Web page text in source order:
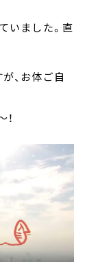
いました。直
、お体ご自